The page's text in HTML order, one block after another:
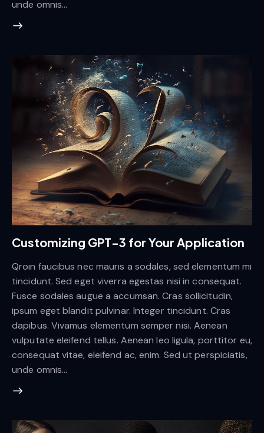
unde omnis…
Customizing GPT-3 for Your Application
Qroin faucibus nec mauris a sodales, sed elementum mi
tincidunt. Sed eget viverra egestas nisi in consequat.
Fusce sodales augue a accumsan. Cras sollicitudin,
ipsum eget blandit pulvinar. Integer tincidunt. Cras
dapibus. Vivamus elementum semper nisi. Aenean
vulputate eleifend tellus. Aenean leo ligula, porttitor eu,
consequat vitae, eleifend ac, enim. Sed ut perspiciatis,
unde omnis…